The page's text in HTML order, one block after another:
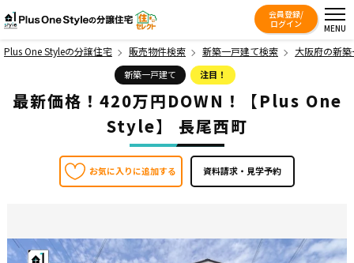
Plus One Styleの分譲住宅
会員登録/
ログイン
MENU
Plus One Styleの分譲住宅 販売物件検索 新築一戸建て検索 大阪府の新
新築一戸建て 注目！
最新価格！420万円DOWN！【Plus One
Style】 長尾西町
お気に入りに追加する